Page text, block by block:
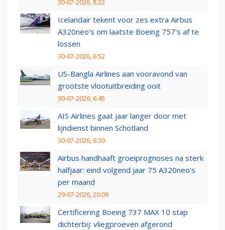
30-07-2026, 8:22
Icelandair tekent voor zes extra Airbus
A320neo's om laatste Boeing 757's af te
lossen
30-07-2026, 6:52
US-Bangla Airlines aan vooravond van
grootste vlootuitbreiding ooit
30-07-2026, 6:45
AIS Airlines gaat jaar langer door met
lijndienst binnen Schotland
30-07-2026, 6:30
Airbus handhaaft groeiprognoses na sterk
halfjaar: eind volgend jaar 75 A320neo’s
per maand
29-07-2026, 20:09
Certificering Boeing 737 MAX 10 stap
dichterbij: vliegproeven afgerond